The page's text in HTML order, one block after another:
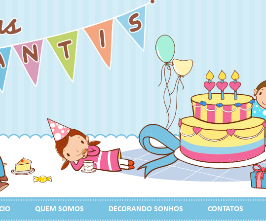
QUEM SOMOS DECORANDO SONHOS CONTATOS